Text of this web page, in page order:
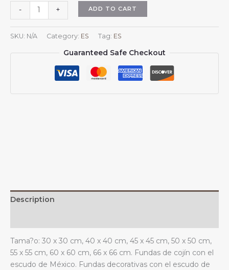
-
de
almohada
cuadradas
con
estar.
quantity
+ ADD TO CART
SKU: N/A Category: ES Tag: ES
Guaranteed Safe Checkout
Description
Tama?o: 30 x 30 cm, 40 x 40 cm, 45 x 45 cm, 50 x 50 cm,
55 x 55 cm, 60 x 60 cm, 66 x 66 cm. Fundas de cojín con el
escudo de México. Fundas decorativas con el escudo de